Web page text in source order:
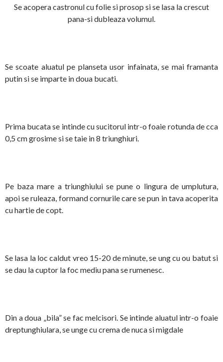
Se acopera castronul cu folie si prosop si se lasa la crescut
pana-si dubleaza volumul.
Se scoate aluatul pe planseta usor infainata, se mai framanta
putin si se imparte in doua bucati.
Prima bucata se intinde cu sucitorul intr-o foaie rotunda de cca
0,5 cm grosime si se taie in 8 triunghiuri.
Pe baza mare a triunghiului se pune o lingura de umplutura,
apoi se ruleaza, formand cornurile care se pun in tava acoperita
cu hartie de copt.
Se lasa la loc caldut vreo 15-20 de minute, se ung cu ou batut si
se dau la cuptor la foc mediu pana se rumenesc.
Din a doua „bila” se fac melcisori. Se intinde aluatul intr-o foaie
dreptunghiulara, se unge cu crema de nuca si migdale